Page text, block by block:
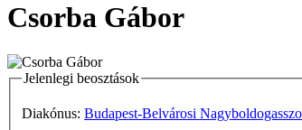
Csorba Gábor
Jelenlegi beosztások
Diakónus: Budapest-Belvárosi